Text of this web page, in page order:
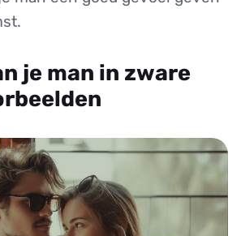
je man in zware